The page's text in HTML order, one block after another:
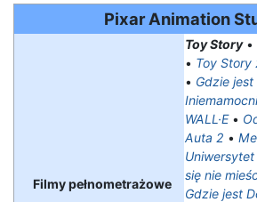
Pixar Animation
Filmy pełnometrażowe
Toy Story•
• Toy Story
• Gdzie jest
Iniemamocni
WALL·E•
Auta 2 •
się nie
Gdzie jest